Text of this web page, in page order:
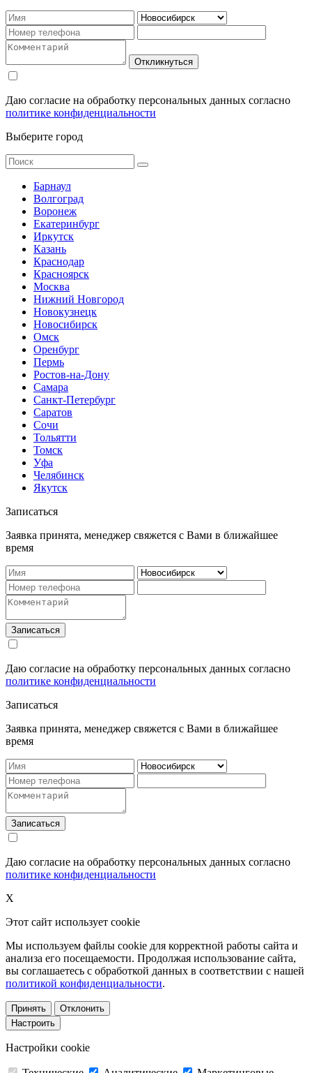
Откликнуться
Даю согласие на обработку персональных данных согласно
политике конфиденциальности
Выберите город
Барнаул
Волгоград
Воронеж
Екатеринбург
Иркутск
Казань
Краснодар
Красноярск
Москва
Нижний Новгород
Новокузнецк
Новосибирск
Омск
Оренбург
Пермь
Ростов-на-Дону
Самара
Санкт-Петербург
Саратов
Сочи
Тольятти
Томск
Уфа
Челябинск
Якутск
Записаться
Заявка принята, менеджер свяжется с Вами в ближайшее
время
Записаться
Даю согласие на обработку персональных данных согласно
политике конфиденциальности
Записаться
Заявка принята, менеджер свяжется с Вами в ближайшее
время
Записаться
Даю согласие на обработку персональных данных согласно
политике конфиденциальности
X
Этот сайт использует cookie
Мы используем файлы cookie для корректной работы сайта и
анализа его посещаемости. Продолжая использование сайта,
вы соглашаетесь с обработкой данных в соответствии с нашей
политикой конфиденциальности.
Принять
Отклонить
Настроить
Настройки cookie